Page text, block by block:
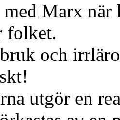
Marx när
folket.
och
utgör en